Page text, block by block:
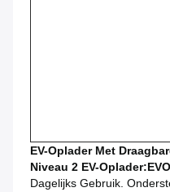
EV-Oplader Met
Niveau 2 EV-Oplader:
Dagelijks Gebruik.